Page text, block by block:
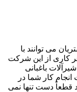
می توانند با
کاری از این شرکت
باغبانی
کار شما در
دست تنها نمی